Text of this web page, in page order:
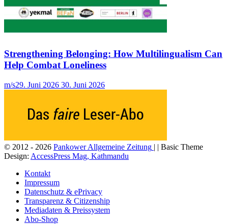
Strengthening Belonging: How Multilingualism Can
Help Combat Loneliness
m/s29. Juni 2026 30. Juni 2026
© 2012 - 2026 Pankower Allgemeine Zeitung | | Basic Theme
Design: AccessPress Mag, Kathmandu
Kontakt
Impressum
Datenschutz & ePrivacy
Transparenz & Citizenship
Mediadaten & Preissystem
Abo-Shop